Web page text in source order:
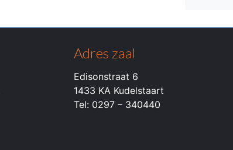
Adres zaal
Edisonstraat 6
1433 KA Kudelstaart
Tel: 0297 – 340440